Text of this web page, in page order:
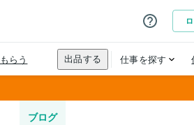
ブログ